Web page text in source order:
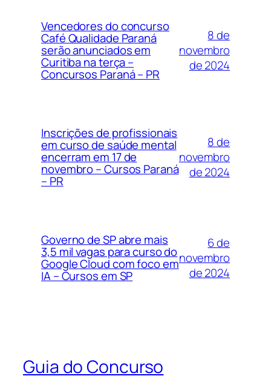
Vencedores do concurso
Café Qualidade Paraná
serão anunciados em
Curitiba na terça –
Concursos Paraná – PR
8 de
novembro
de 2024
Inscrições de profissionais
em curso de saúde mental
encerram em 17 de
novembro – Cursos Paraná
– PR
8 de
novembro
de 2024
Governo de SP abre mais
3,5 mil vagas para curso do
Google Cloud com foco em
IA – Cursos em SP
6 de
novembro
de 2024
Guia do Concurso